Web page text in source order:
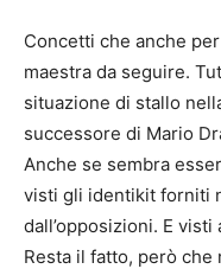
Concetti che anche
maestra da seguire.
situazione di stallo
successore di Mario
Anche se sembra
visti gli identikit forniti
dall’opposizioni. E
Resta il fatto, però